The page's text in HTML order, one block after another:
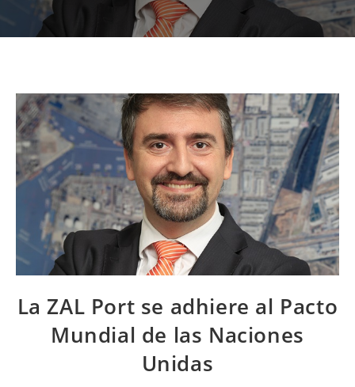
La ZAL Port se adhiere al Pacto
Mundial de las Naciones
Unidas